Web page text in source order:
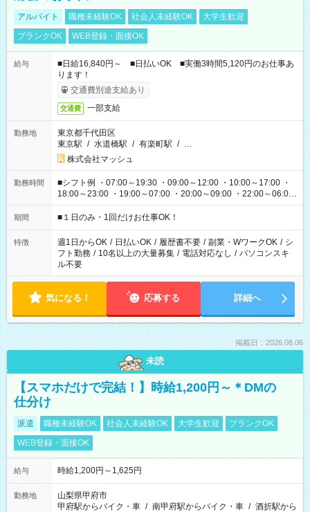
アルバイト 職種未経験OK 社会人未経験OK
大学生歓迎
ブランクOK
WEB登録・面接OK
給与
■日給16,840円～ ■日払いOK ■実働3時間5,120円のお仕事あ
ります！
交通費別途支給あり
交通費 一部支給
勤務地
東京都千代田区
東京駅 / 水道橋駅 / 有楽町駅 / …
株式会社マッシュ
勤務時間
■シフト例 ・07:00～19:30 ・09:00～12:00 ・10:00～17:00 ・
18:00～23:00 ・19:00～07:00 ・20:00～09:00 ・22:00～06:00
etc ★最短で3時間で5,120円のお仕事から 15時間で2万円近く稼
げるお仕事も！ ご希望のお時間に合わせてご紹介！ ※シフトは
ください！
期間 ■１日のみ・1回だけお仕事OK！
特徴 週1日からOK / 日払いOK / 履歴書不要 / 副業・WワークOK / シ
フト勤務 / 10名以上の大量募集 / 電話対応なし / パソコンスキ
ル不要
気になる！ 応募する 詳細へ
掲載日：2026.08.06
未読
【スマホだけで完結！】時給1,200円～＊DMの
仕分け
派遣 職種未経験OK 社会人未経験OK 大学生歓迎
ブランクOK
WEB登録・面接OK
給与 時給1,200円～1,625円
勤務地
山梨県甲府市
甲府駅からバイク・車 / 南甲府駅からバイク・車 / 酒折駅から